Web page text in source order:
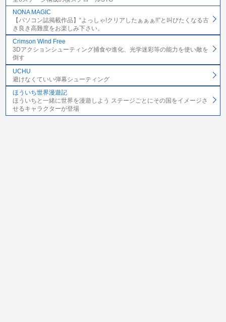
NONA MAGIC
【パソコン誌掲載作品】“よっしゃ!クリアしたぁぁぁ!!”と叫びたくなる古
き良き高難度をお楽しみ下さい。
Crimson Wind Free
3Dアクションシューティング捕食や進化、光学迷彩等の能力を使い敵を
倒す
UCHU
避けなくていい弾幕シューティング
ほういち世界漫遊記
ほういちと一緒に世界を漫遊しよう ステージごとにその国をイメージさ
せるキャラクターが登場